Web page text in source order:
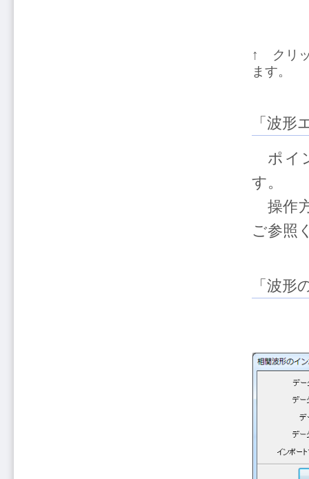
↑ クリッ
ます。
「波形
ポイ
す。
操作
ご参照
「波形